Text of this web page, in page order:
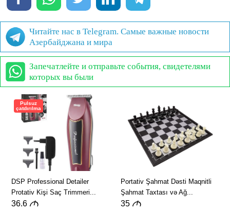
Читайте нас в Telegram. Самые важные новости
Азербайджана и мира
Запечатлейте и отправьте события, свидетелями
которых вы были